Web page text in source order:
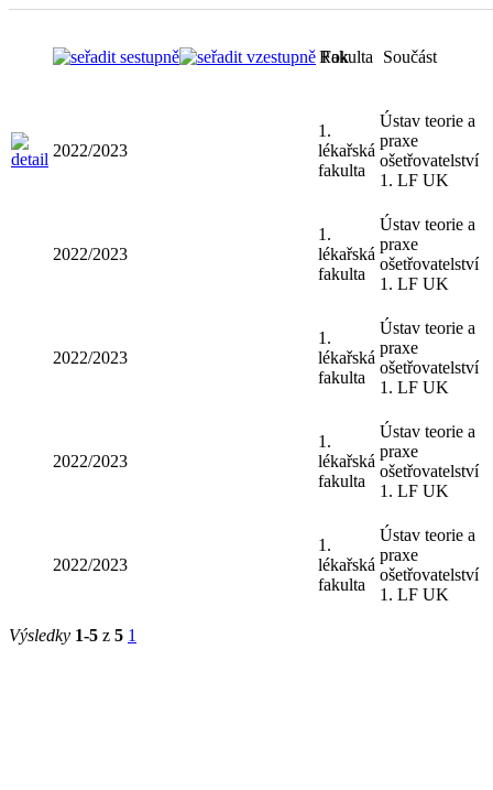
Rok
Fakulta Součást
2022/2023
1.
lékařská
fakulta
Ústav teorie a
praxe
ošetřovatelství
1. LF UK
2022/2023
1.
lékařská
fakulta
Ústav teorie a
praxe
ošetřovatelství
1. LF UK
2022/2023
1.
lékařská
fakulta
Ústav teorie a
praxe
ošetřovatelství
1. LF UK
2022/2023
1.
lékařská
fakulta
Ústav teorie a
praxe
ošetřovatelství
1. LF UK
2022/2023
1.
lékařská
fakulta
Ústav teorie a
praxe
ošetřovatelství
1. LF UK
Výsledky 1-5 z 5 1